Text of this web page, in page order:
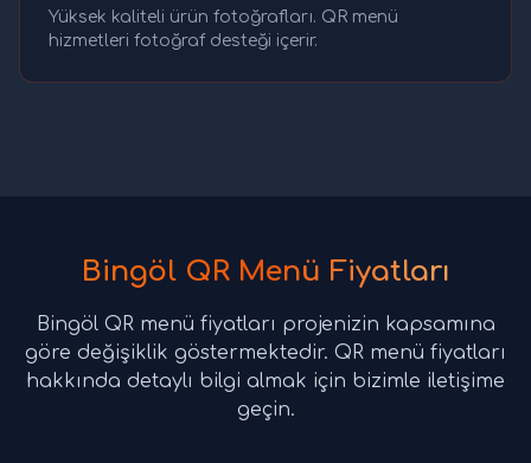
Yüksek kaliteli ürün fotoğrafları. QR menü
hizmetleri fotoğraf desteği içerir.
Bingöl QR Menü Fiyatları
Bingöl QR menü fiyatları projenizin kapsamına
göre değişiklik göstermektedir. QR menü fiyatları
hakkında detaylı bilgi almak için bizimle iletişime
geçin.